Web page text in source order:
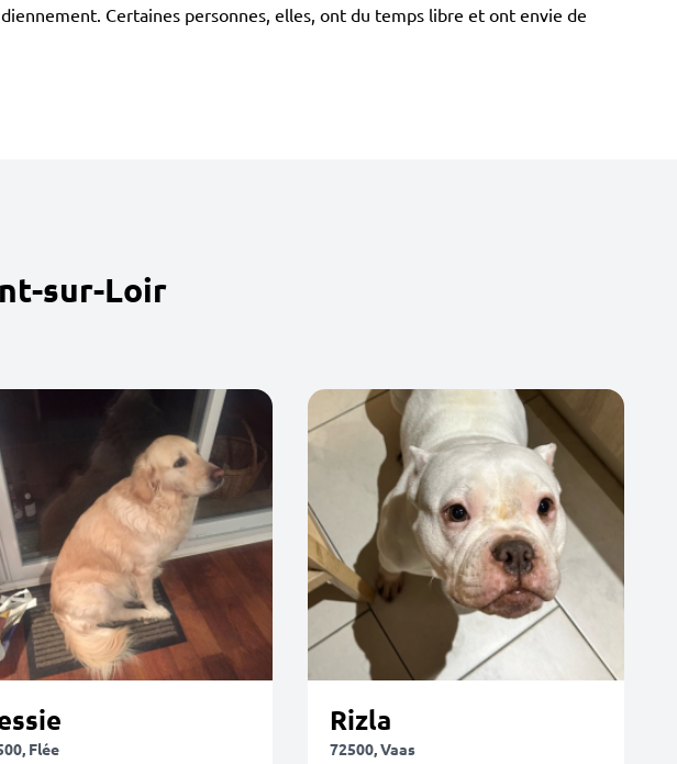
Certaines personnes, elles, ont du temps libre et ont envie de
sur-Loir
Flée
Rizla
72500, Vaas